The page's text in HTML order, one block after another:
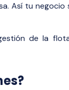
Así tu negocio
de la